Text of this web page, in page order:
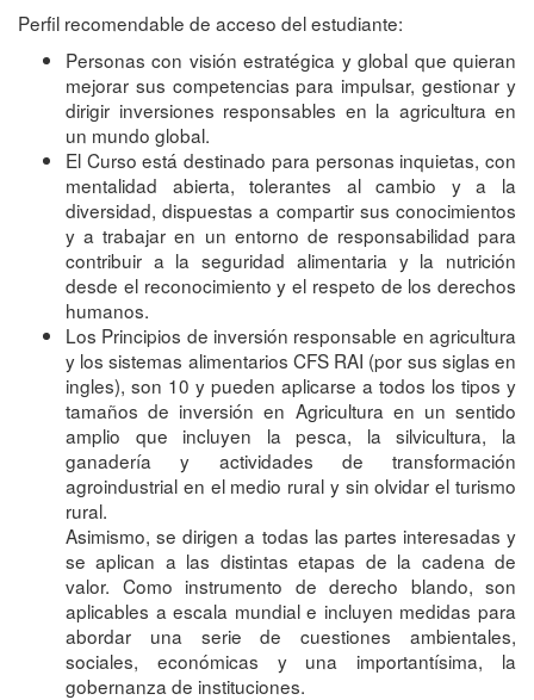
Perfil recomendable de acceso del estudiante:
Personas con visión estratégica y global que quieran
mejorar sus competencias para impulsar, gestionar y
dirigir inversiones responsables en la agricultura en
un mundo global.
El Curso está destinado para personas inquietas, con
mentalidad abierta, tolerantes al cambio y a la
diversidad, dispuestas a compartir sus conocimientos
y a trabajar en un entorno de responsabilidad para
contribuir a la seguridad alimentaria y la nutrición
desde el reconocimiento y el respeto de los derechos
humanos.
Los Principios de inversión responsable en agricultura
y los sistemas alimentarios CFS RAI (por sus siglas en
ingles), son 10 y pueden aplicarse a todos los tipos y
tamaños de inversión en Agricultura en un sentido
amplio que incluyen la pesca, la silvicultura, la
ganadería y actividades de transformación
agroindustrial en el medio rural y sin olvidar el turismo
rural.
Asimismo, se dirigen a todas las partes interesadas y
se aplican a las distintas etapas de la cadena de
valor. Como instrumento de derecho blando, son
aplicables a escala mundial e incluyen medidas para
abordar una serie de cuestiones ambientales,
sociales, económicas y una importantísima, la
gobernanza de instituciones.